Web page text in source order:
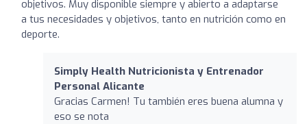
objetivos. Muy disponible siempre y abierto a adaptarse
a tus necesidades y objetivos, tanto en nutrición como en
deporte.
Simply Health Nutricionista y Entrenador
Personal Alicante
Gracias Carmen! Tu también eres buena alumna y
eso se nota